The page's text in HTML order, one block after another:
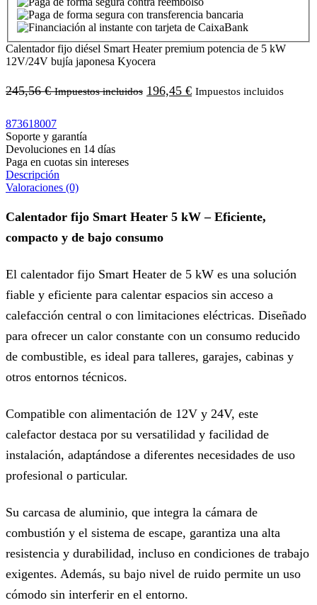
Calentador fijo diésel Smart Heater premium potencia de 5 kW
12V/24V bujía japonesa Kyocera
245,56€ Impuestos incluidos 196,45 € Impuestos incluidos
873618007
Soporte y garantía
Devoluciones en 14 días
Paga en cuotas sin intereses
Descripción
Valoraciones (0)
Calentador fijo Smart Heater 5 kW – Eficiente,
compacto y de bajo consumo
El calentador fijo Smart Heater de 5 kW es una solución
fiable y eficiente para calentar espacios sin acceso a
calefacción central o con limitaciones eléctricas. Diseñado
para ofrecer un calor constante con un consumo reducido
de combustible, es ideal para talleres, garajes, cabinas y
otros entornos técnicos.
Compatible con alimentación de 12V y 24V, este
calefactor destaca por su versatilidad y facilidad de
instalación, adaptándose a diferentes necesidades de uso
profesional o particular.
Su carcasa de aluminio, que integra la cámara de
combustión y el sistema de escape, garantiza una alta
resistencia y durabilidad, incluso en condiciones de trabajo
exigentes. Además, su bajo nivel de ruido permite un uso
cómodo sin interferir en el entorno.